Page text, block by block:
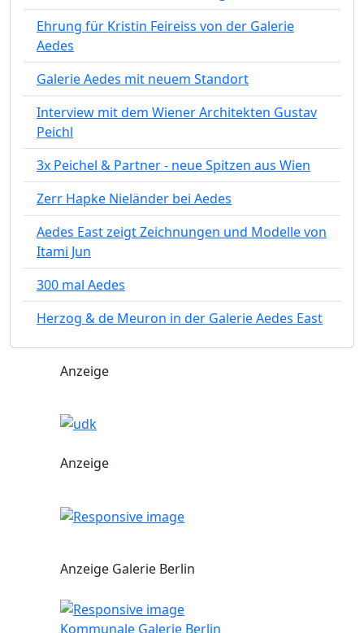
Ehrung für Kristin Feireiss von der Galerie
Aedes
Galerie Aedes mit neuem Standort
Interview mit dem Wiener Architekten Gustav
Peichl
3x Peichel & Partner - neue Spitzen aus Wien
Zerr Hapke Nieländer bei Aedes
Aedes East zeigt Zeichnungen und Modelle von
Itami Jun
300 mal Aedes
Herzog & de Meuron in der Galerie Aedes East
Anzeige
Anzeige
Anzeige Galerie Berlin
Kommunale Galerie Berlin